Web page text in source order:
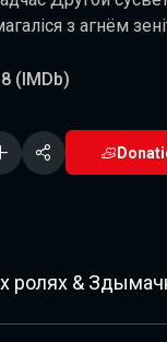
з агнём
(IMDb)
ролях &